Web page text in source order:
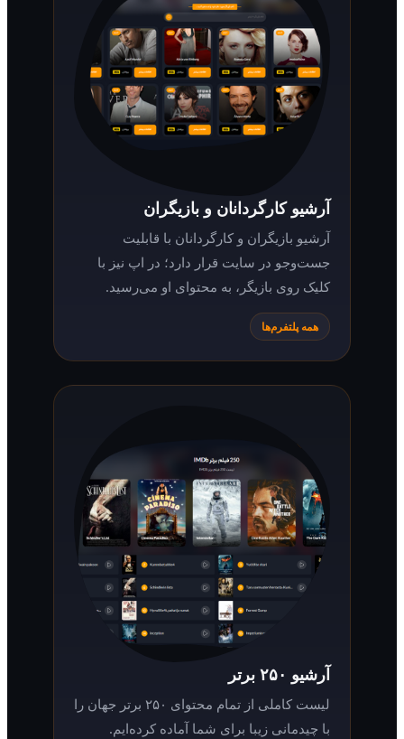
آرشیو کارگردانان و بازیگران
آرشیو بازیگران و کارگردانان با قابلیت
جست‌وجو در سایت قرار دارد؛ در اپ نیز با
کلیک روی بازیگر، به محتوای او می‌رسید.
همه پلتفرم‌ها
لیست کاملی از تمام محتوای ۲۵۰ برتر جهان را
با چیدمانی زیبا برای شما آماده کرده‌ایم.